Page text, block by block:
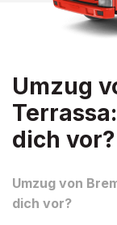
Umzug
dich vor?
Umzug von
dich vor?